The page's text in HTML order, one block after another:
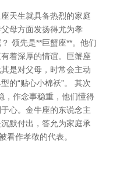
天生就具备热烈的家庭
母方面发扬得尤为孝
领先是**巨蟹座**。他们
着深厚的情谊。巨蟹座
是对父母，时常会主动
的“贴心小棉袄”。 其次
，作念事稳重，他们懂得
心。金牛座的东说念主
默付出，答允为家庭承
看作孝敬的代表。